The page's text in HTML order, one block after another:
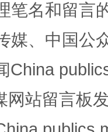
笔名和留言
媒、中国公
China
网站留言板